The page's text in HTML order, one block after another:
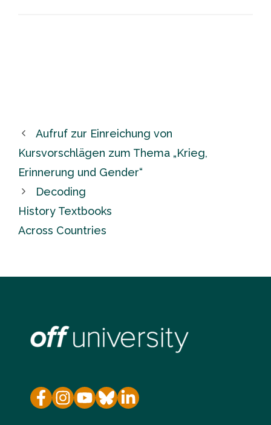
Aufruf zur Einreichung von
Kursvorschlägen zum Thema „Krieg,
Erinnerung und Gender“
Decoding
History Textbooks
Across Countries